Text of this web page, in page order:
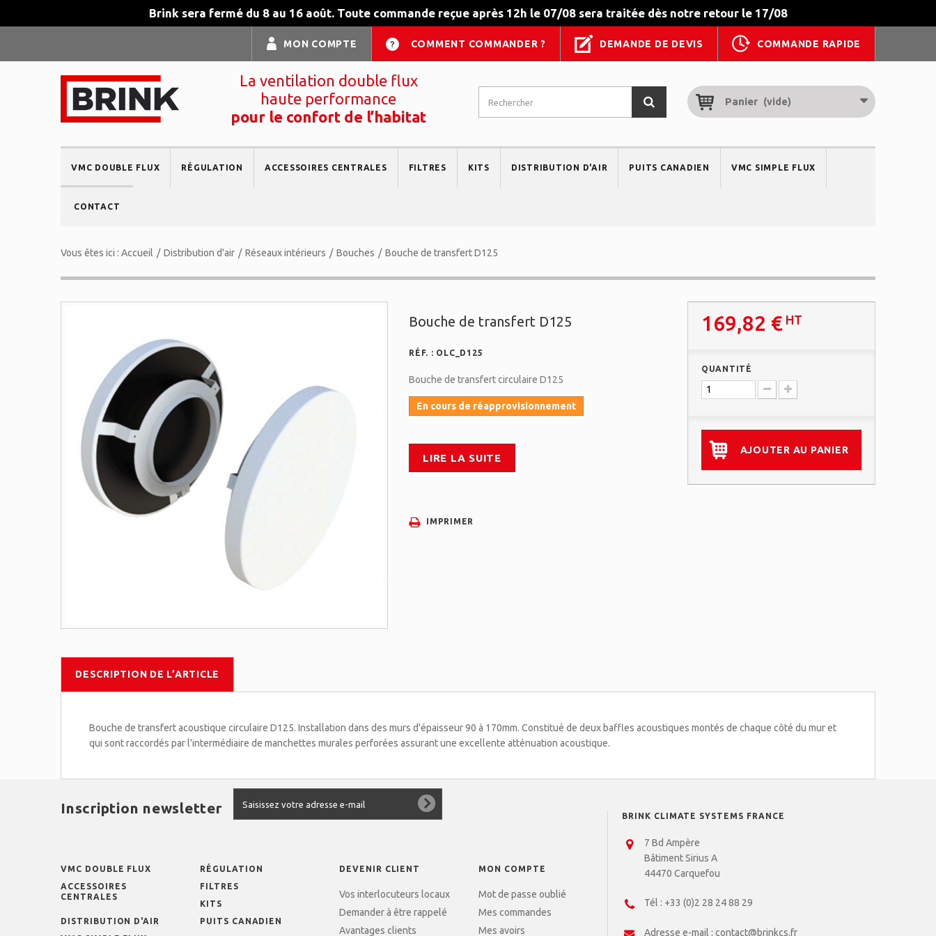
Brink sera fermé du 8 au 16 août. Toute commande reçue après 12h le 07/08 sera traitée dès notre retour le 17/08
COMMANDE RAPIDE
DEMANDE DE DEVIS
COMMENT COMMANDER ?
MON COMPTE
La ventilation double flux
haute performance
pour le confort de l’habitat
Panier (vide)
VMC DOUBLE FLUX RÉGULATION ACCESSOIRES CENTRALES FILTRES KITS DISTRIBUTION D'AIR PUITS CANADIEN VMC SIMPLE FLUX
CONTACT
Vous êtes ici : Accueil / Distribution d'air / Réseaux intérieurs / Bouches / Bouche de transfert D125
Bouche de transfert D125
RÉF. : OLC_D125
Bouche de transfert circulaire D125
En cours de réapprovisionnement
LIRE LA SUITE
IMPRIMER
169,82 € HT
QUANTITÉ
AJOUTER AU PANIER
DESCRIPTION DE L’ARTICLE
Bouche de transfert acoustique circulaire D125. Installation dans des murs d'épaisseur 90 à 170mm. Constitué de deux baffles acoustiques montés de chaque côté du mur et
qui sont raccordés par l'intermédiaire de manchettes murales perforées assurant une excellente atténuation acoustique.
BRINK CLIMATE SYSTEMS FRANCE
7 Bd Ampère
Bâtiment Sirius A
44470 Carquefou
Tél : +33 (0)2 28 24 88 29
Adresse e-mail :contact@brinkcs.fr
Inscription newsletter
VMC DOUBLE FLUX
RÉGULATION
ACCESSOIRES
CENTRALES
FILTRES
KITS
DISTRIBUTION D'AIR
PUITS CANADIEN
DEVENIR CLIENT
Vos interlocuteurs locaux
Demander à être rappelé
Avantages clients
MON COMPTE
Mot de passe oublié
Mes commandes
Mes avoirs